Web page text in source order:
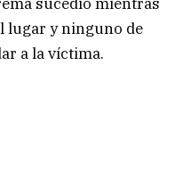
lugar y ninguno de
a la víctima.